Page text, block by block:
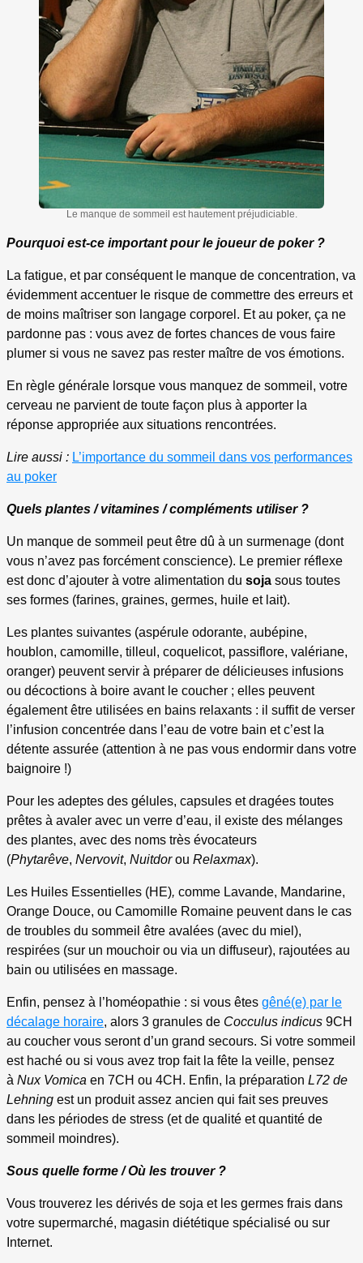
Le manque de sommeil est hautement préjudiciable.
Pourquoi est-ce important pour le joueur de poker ?
La fatigue, et par conséquent le manque de concentration, va
évidemment accentuer le risque de commettre des erreurs et
de moins maîtriser son langage corporel. Et au poker, ça ne
pardonne pas : vous avez de fortes chances de vous faire
plumer si vous ne savez pas rester maître de vos émotions.
En règle générale lorsque vous manquez de sommeil, votre
cerveau ne parvient de toute façon plus à apporter la
réponse appropriée aux situations rencontrées.
Lire aussi : L’importance du sommeil dans vos performances
au poker
Quels plantes / vitamines / compléments utiliser ?
Un manque de sommeil peut être dû à un surmenage (dont
vous n’avez pas forcément conscience). Le premier réflexe
est donc d’ajouter à votre alimentation du soja sous toutes
ses formes (farines, graines, germes, huile et lait).
Les plantes suivantes (aspérule odorante, aubépine,
houblon, camomille, tilleul, coquelicot, passiflore, valériane,
oranger) peuvent servir à préparer de délicieuses infusions
ou décoctions à boire avant le coucher ; elles peuvent
également être utilisées en bains relaxants : il suffit de verser
l’infusion concentrée dans l’eau de votre bain et c’est la
détente assurée (attention à ne pas vous endormir dans votre
baignoire !)
Pour les adeptes des gélules, capsules et dragées toutes
prêtes à avaler avec un verre d’eau, il existe des mélanges
des plantes, avec des noms très évocateurs
(Phytarêve, Nervovit, Nuitdorou Relaxmax).
Les Huiles Essentielles (HE), comme Lavande, Mandarine,
Orange Douce, ou Camomille Romaine peuvent dans le cas
de troubles du sommeil être avalées (avec du miel),
respirées (sur un mouchoir ou via un diffuseur), rajoutées au
bain ou utilisées en massage.
Enfin, pensez à l’homéopathie : si vous êtes gêné(e) par le
décalage horaire, alors 3 granules de Cocculus indicus 9CH
au coucher vous seront d’un grand secours. Si votre sommeil
est haché ou si vous avez trop fait la fête la veille, pensez
à Nux Vomica en 7CH ou 4CH. Enfin, la préparation L72 de
Lehning est un produit assez ancien qui fait ses preuves
dans les périodes de stress (et de qualité et quantité de
sommeil moindres).
Sous quelle forme / Où les trouver ?
Vous trouverez les dérivés de soja et les germes frais dans
votre supermarché, magasin diététique spécialisé ou sur
Internet.